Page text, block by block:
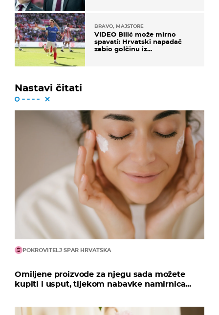
BRAVO, MAJSTORE
VIDEO Bilić može mirno
spavati: Hrvatski napadač
zabio golčinu iz
Nastavi čitati
POKROVITELJ SPAR HRVATSKA
Omiljene proizvode za njegu sada možete
kupiti i usput, tijekom nabavke namirnica...